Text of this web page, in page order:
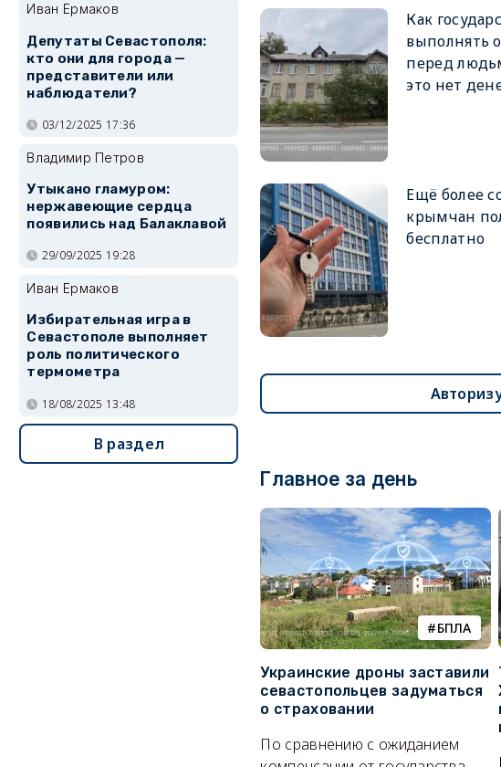
Как
выполнять
перед
это нет
Ещё более
крымчан
бесплатно
Главное за день
БПЛА
Украинские дроны заставили
севастопольцев задуматься
о страховании
По сравнению с ожиданием
Иван Ермаков
Депутаты Севастополя:
кто они для города —
представители или
наблюдатели?
03/12/2025 17:36
Владимир Петров
Утыкано гламуром:
нержавеющие сердца
появились над Балаклавой
29/09/2025 19:28
Иван Ермаков
Избирательная игра в
Севастополе выполняет
роль политического
термометра
18/08/2025 13:48
В раздел